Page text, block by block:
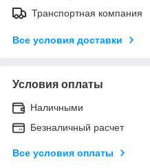
Транспортная компания
Все условия доставки
Условия оплаты
Наличными
Безналичный расчет
Все условия оплаты